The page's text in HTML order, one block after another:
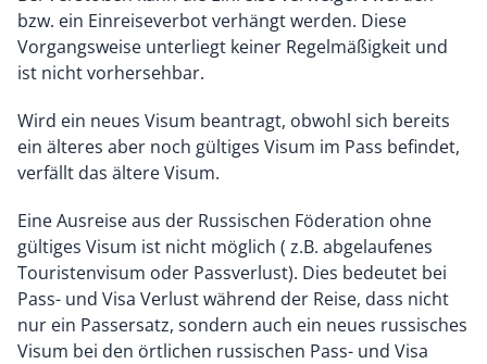
bzw. ein Einreiseverbot verhängt werden. Diese
Vorgangsweise unterliegt keiner Regelmäßigkeit und
ist nicht vorhersehbar.
Wird ein neues Visum beantragt, obwohl sich bereits
ein älteres aber noch gültiges Visum im Pass befindet,
verfällt das ältere Visum.
Eine Ausreise aus der Russischen Föderation ohne
gültiges Visum ist nicht möglich ( z.B. abgelaufenes
Touristenvisum oder Passverlust). Dies bedeutet bei
Pass- und Visa Verlust während der Reise, dass nicht
nur ein Passersatz, sondern auch ein neues russisches
Visum bei den örtlichen russischen Pass- und Visa